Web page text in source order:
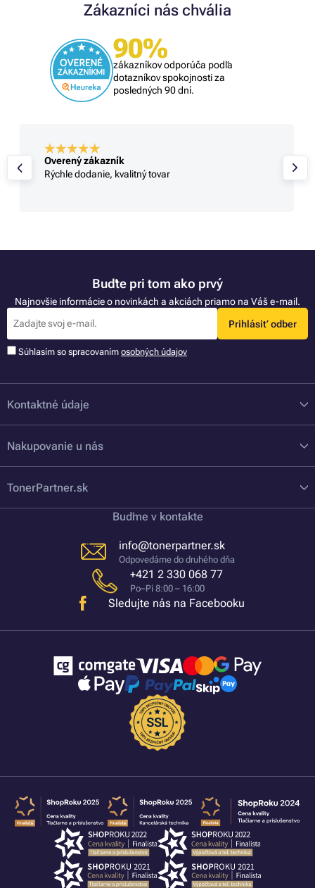
Zákazníci nás chvália
90%
zákazníkov odporúča podľa
dotazníkov spokojnosti za
posledných 90 dní.
Overený zákazník
Rýchle dodanie, kvalitný tovar
Buďte pri tom ako prvý
Najnovšie informácie o novinkách a akciách priamo na Váš e-mail.
Prihlásiť odber
Súhlasím so spracovaním osobných údajov
Kontaktné údaje
Nakupovanie u nás
TonerPartner.sk
Buďme v kontakte
info@tonerpartner.sk
Odpovedáme do druhého dňa
+421 2 330 068 77
Po–Pi 8:00 – 16:00
Sledujte nás na Facebooku